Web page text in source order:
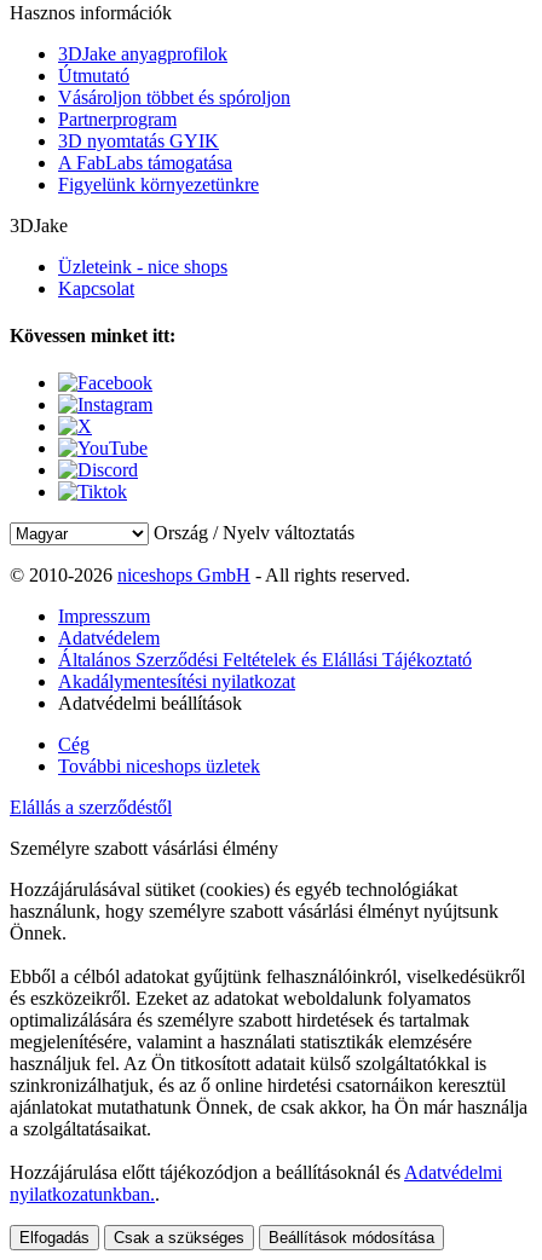
Hasznos információk
3DJake anyagprofilok
Útmutató
Vásároljon többet és spóroljon
Partnerprogram
3D nyomtatás GYIK
A FabLabs támogatása
Figyelünk környezetünkre
3DJake
Üzleteink - nice shops
Kapcsolat
Kövessen minket itt:
Ország / Nyelv változtatás
© 2010-2026 niceshops GmbH - All rights reserved.
Impresszum
Adatvédelem
Általános Szerződési Feltételek és Elállási Tájékoztató
Akadálymentesítési nyilatkozat
Adatvédelmi beállítások
Cég
További niceshops üzletek
Elállás a szerződéstől
Személyre szabott vásárlási élmény
Hozzájárulásával sütiket (cookies) és egyéb technológiákat
használunk, hogy személyre szabott vásárlási élményt nyújtsunk
Önnek.
Ebből a célból adatokat gyűjtünk felhasználóinkról, viselkedésükről
és eszközeikről. Ezeket az adatokat weboldalunk folyamatos
optimalizálására és személyre szabott hirdetések és tartalmak
megjelenítésére, valamint a használati statisztikák elemzésére
használjuk fel. Az Ön titkosított adatait külső szolgáltatókkal is
szinkronizálhatjuk, és az ő online hirdetési csatornáikon keresztül
ajánlatokat mutathatunk Önnek, de csak akkor, ha Ön már használja
a szolgáltatásaikat.
Hozzájárulása előtt tájékozódjon a beállításoknál és Adatvédelmi
nyilatkozatunkban..
Elfogadás Csak a szükséges Beállítások módosítása